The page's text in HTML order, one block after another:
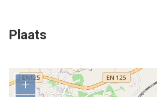
Plaats
+